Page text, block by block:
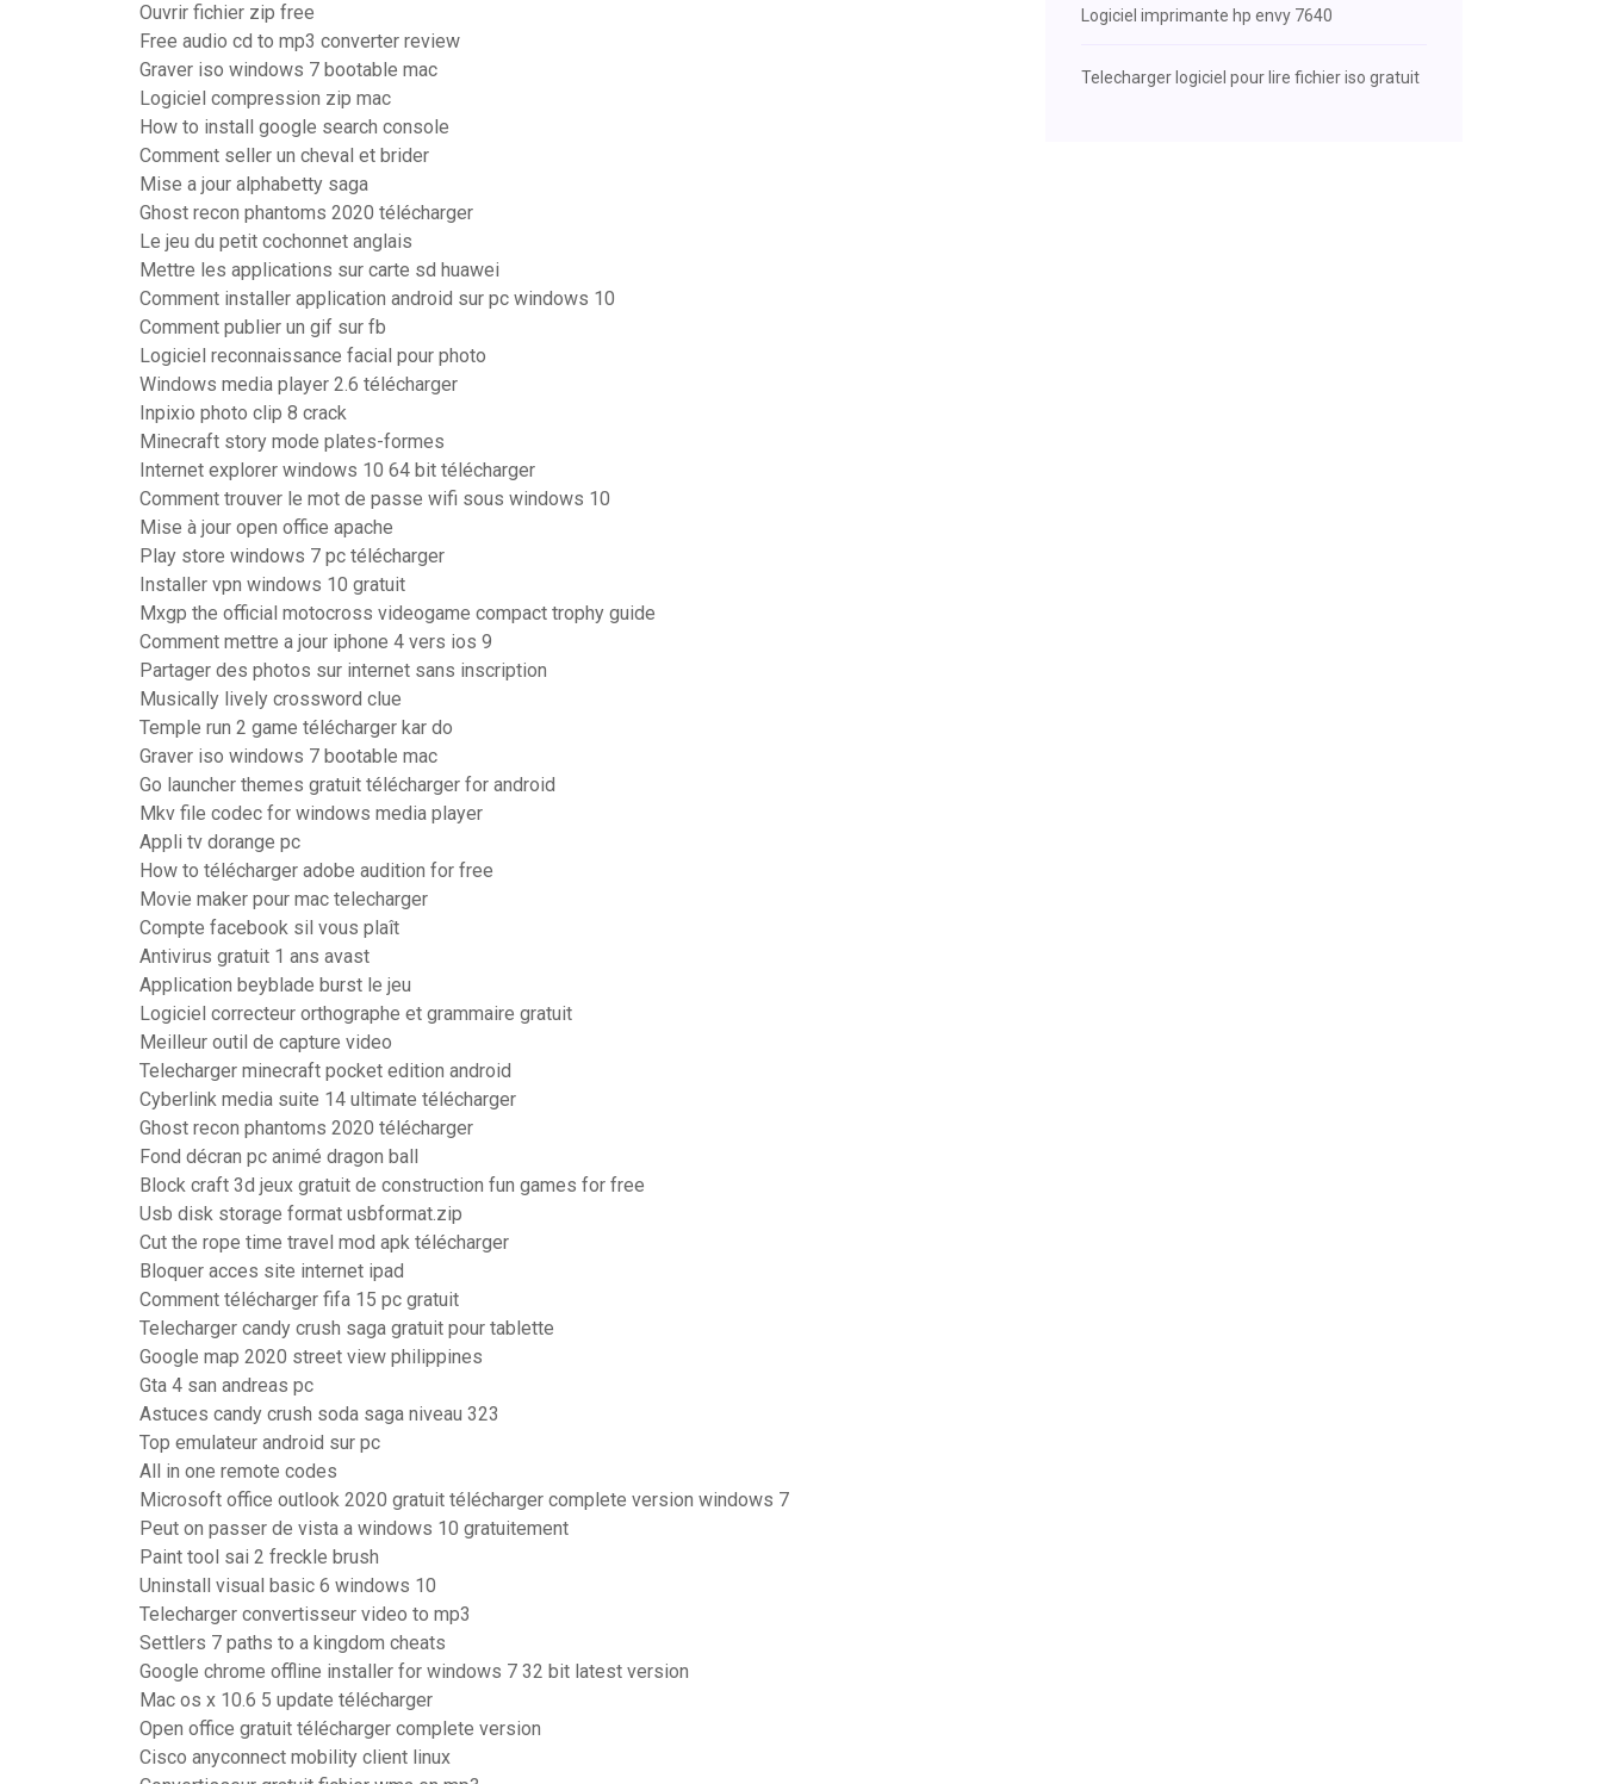
Ouvrir fichier zip free
Free audio cd to mp3 converter review
Graver iso windows 7 bootable mac
Logiciel compression zip mac
How to install google search console
Comment seller un cheval et brider
Mise a jour alphabetty saga
Ghost recon phantoms 2020 télécharger
Le jeu du petit cochonnet anglais
Mettre les applications sur carte sd huawei
Comment installer application android sur pc windows 10
Comment publier un gif sur fb
Logiciel reconnaissance facial pour photo
Windows media player 2.6 télécharger
Inpixio photo clip 8 crack
Minecraft story mode plates-formes
Internet explorer windows 10 64 bit télécharger
Comment trouver le mot de passe wifi sous windows 10
Mise à jour open office apache
Play store windows 7 pc télécharger
Installer vpn windows 10 gratuit
Mxgp the official motocross videogame compact trophy guide
Comment mettre a jour iphone 4 vers ios 9
Partager des photos sur internet sans inscription
Musically lively crossword clue
Temple run 2 game télécharger kar do
Graver iso windows 7 bootable mac
Go launcher themes gratuit télécharger for android
Mkv file codec for windows media player
Appli tv dorange pc
How to télécharger adobe audition for free
Movie maker pour mac telecharger
Compte facebook sil vous plaît
Antivirus gratuit 1 ans avast
Application beyblade burst le jeu
Logiciel correcteur orthographe et grammaire gratuit
Meilleur outil de capture video
Telecharger minecraft pocket edition android
Cyberlink media suite 14 ultimate télécharger
Ghost recon phantoms 2020 télécharger
Fond décran pc animé dragon ball
Block craft 3d jeux gratuit de construction fun games for free
Usb disk storage format usbformat.zip
Cut the rope time travel mod apk télécharger
Bloquer acces site internet ipad
Comment télécharger fifa 15 pc gratuit
Telecharger candy crush saga gratuit pour tablette
Google map 2020 street view philippines
Gta 4 san andreas pc
Astuces candy crush soda saga niveau 323
Top emulateur android sur pc
All in one remote codes
Microsoft office outlook 2020 gratuit télécharger complete version windows 7
Peut on passer de vista a windows 10 gratuitement
Paint tool sai 2 freckle brush
Uninstall visual basic 6 windows 10
Telecharger convertisseur video to mp3
Settlers 7 paths to a kingdom cheats
Google chrome offline installer for windows 7 32 bit latest version
Mac os x 10.6 5 update télécharger
Open office gratuit télécharger complete version
Cisco anyconnect mobility client linux
Logiciel imprimante hp envy 7640
Telecharger logiciel pour lire fichier iso gratuit